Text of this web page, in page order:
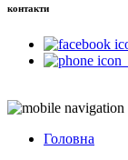
контакти
Головна